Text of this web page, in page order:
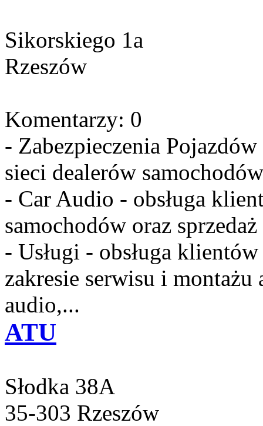
Sikorskiego 1a
Rzeszów
Komentarzy: 0
- Zabezpieczenia
sieci dealerów
- Car Audio - obsługa
samochodów oraz
- Usługi - obsługa
zakresie serwisu i montażu
audio,...
ATU
Słodka 38A
35-303 Rzeszów